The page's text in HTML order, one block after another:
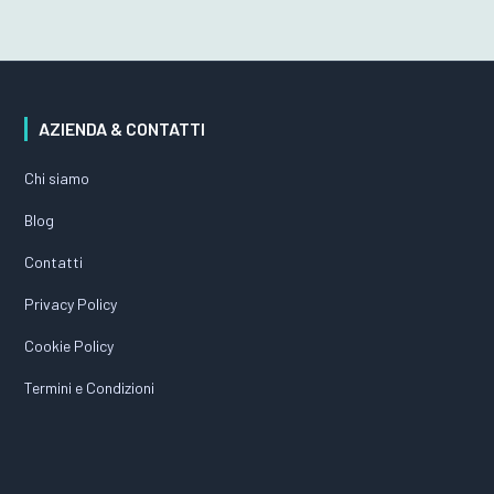
AZIENDA & CONTATTI
Chi siamo
Blog
Contatti
Privacy Policy
Cookie Policy
Termini e Condizioni